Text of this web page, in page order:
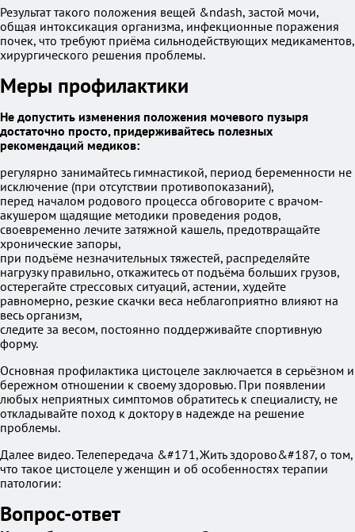
Результат такого положения вещей &ndash, застой мочи,
общая интоксикация организма, инфекционные поражения
почек, что требуют приёма сильнодействующих медикаментов,
хирургического решения проблемы.
Меры профилактики
Не допустить изменения положения мочевого пузыря
достаточно просто, придерживайтесь полезных
рекомендаций медиков:
регулярно занимайтесь гимнастикой, период беременности не
исключение (при отсутствии противопоказаний),
перед началом родового процесса обговорите с врачом-
акушером щадящие методики проведения родов,
своевременно лечите затяжной кашель, предотвращайте
хронические запоры,
при подъёме незначительных тяжестей, распределяйте
нагрузку правильно, откажитесь от подъёма больших грузов,
остерегайте стрессовых ситуаций, астении, худейте
равномерно, резкие скачки веса неблагоприятно влияют на
весь организм,
следите за весом, постоянно поддерживайте спортивную
форму.
Основная профилактика цистоцеле заключается в серьёзном и
бережном отношении к своему здоровью. При появлении
любых неприятных симптомов обратитесь к специалисту, не
откладывайте поход к доктору в надежде на решение
проблемы.
Далее видео. Телепередача &#171,Жить здорово&#187, о том,
что такое цистоцеле у женщин и об особенностях терапии
патологии:
Вопрос-ответ